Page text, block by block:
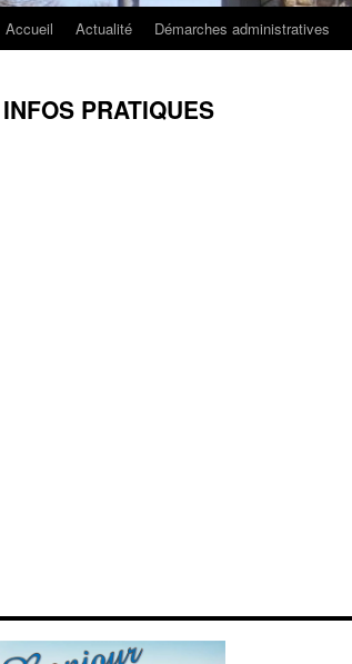
Aller
contenu
Accueil Actualité Démarches administratives
INFOS PRATIQUES